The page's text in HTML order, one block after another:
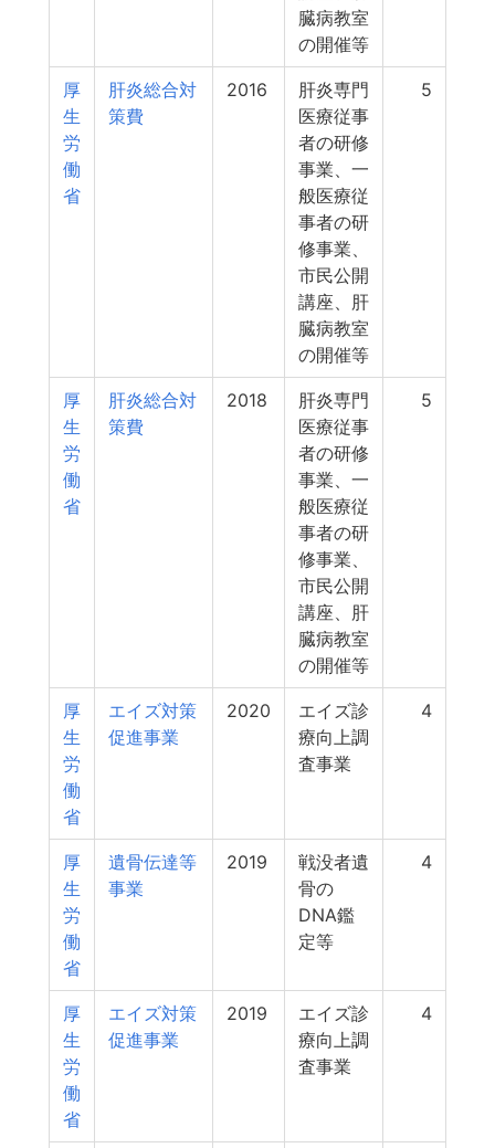
臓病教室
の開催等
厚
生
労
働
省
肝炎総合対
策費
2016
肝炎専門
医療従事
者の研修
事業、一
般医療従
事者の研
修事業、
市民公開
講座、肝
臓病教室
の開催等
5
厚
生
労
働
省
肝炎総合対
策費
2018
肝炎専門
医療従事
者の研修
事業、一
般医療従
事者の研
修事業、
市民公開
講座、肝
臓病教室
の開催等
5
厚
生
労
働
省
エイズ対策
促進事業
2020
エイズ診
療向上調
査事業
4
厚
生
労
働
省
遺骨伝達等
事業
2019
戦没者遺
骨の
DNA鑑
定等
4
厚
生
労
働
省
エイズ対策
促進事業
2019
エイズ診
療向上調
査事業
4